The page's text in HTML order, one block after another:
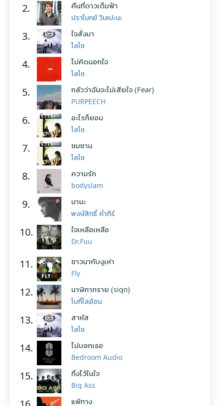
2. คืนที่ดาวเต็มฟ้า
ปราโมทย์ วิเลปะนะ
3. ใจสั่งมา
โลโซ
4. ไม่คิดนอกใจ
โลโซ
5. กลัวว่าฉันจะไม่เสียใจ (Fear)
PURPEECH
6. อะไรก็ยอม
โลโซ
7. ซมซาน
โลโซ
8. ความรัก
bodyslam
9. มานะ
พงษ์สิทธิ์ คำภีร์
10. ใจเหลือเหลือ
Dr.Fuu
11. ชาวนากับงูเห่า
Fly
12. นาฬิกาทราย (sign)
โบกี้ไลอ้อน
13. สาหัส
โลโซ
14. ไม่บอกเธอ
Bedroom Audio
15. ทิ้งไว้ในใจ
Big Ass
แพ้ทาง